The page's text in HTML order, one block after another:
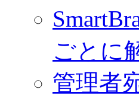
ごとに
管理者